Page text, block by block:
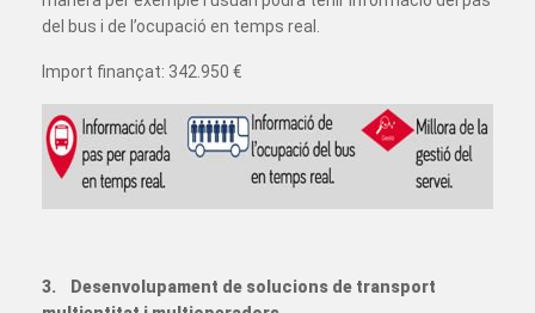
del bus i de l’ocupació en temps real.
Import finançat: 342.950 €
3. Desenvolupament de solucions de transport